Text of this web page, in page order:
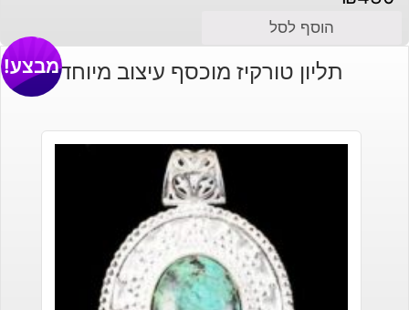
הוסף לסל
תליון טורקיז מוכסף עיצוב מיוחדמבצע!